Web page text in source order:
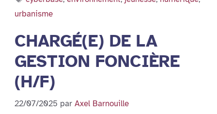
urbanisme
CHARGÉ(E) DE LA
GESTION FONCIÈRE
(H/F)
22/07/2025 par Axel Barnouille